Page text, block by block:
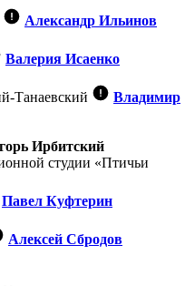
Александр Ильинов
Валерия Исаенко
Владимир
Ирбитский
студии «Птичьи
Павел Куфтерин
Алексей Сбродов